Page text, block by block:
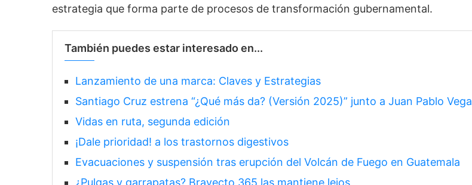
estrategia que forma parte de procesos de transformación gubernamental.
También puedes estar interesado en...
Lanzamiento de una marca: Claves y Estrategias
Santiago Cruz estrena “¿Qué más da? (Versión 2025)” junto a Juan Pablo Vega
Vidas en ruta, segunda edición
¡Dale prioridad! a los trastornos digestivos
Evacuaciones y suspensión tras erupción del Volcán de Fuego en Guatemala